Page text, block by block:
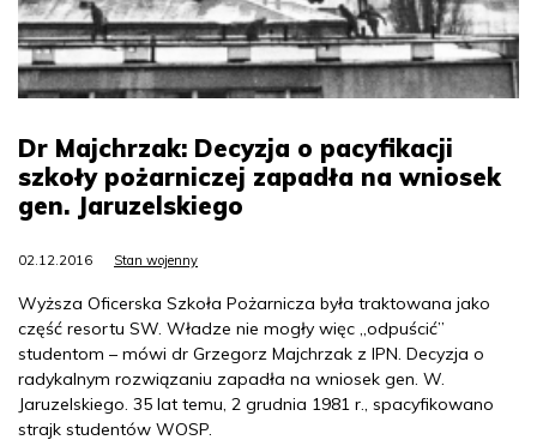
Dr Majchrzak: Decyzja o pacyfikacji
szkoły pożarniczej zapadła na wniosek
gen. Jaruzelskiego
02.12.2016 Stan wojenny
Wyższa Oficerska Szkoła Pożarnicza była traktowana jako
część resortu SW. Władze nie mogły więc „odpuścić”
studentom – mówi dr Grzegorz Majchrzak z IPN. Decyzja o
radykalnym rozwiązaniu zapadła na wniosek gen. W.
Jaruzelskiego. 35 lat temu, 2 grudnia 1981 r., spacyfikowano
strajk studentów WOSP.